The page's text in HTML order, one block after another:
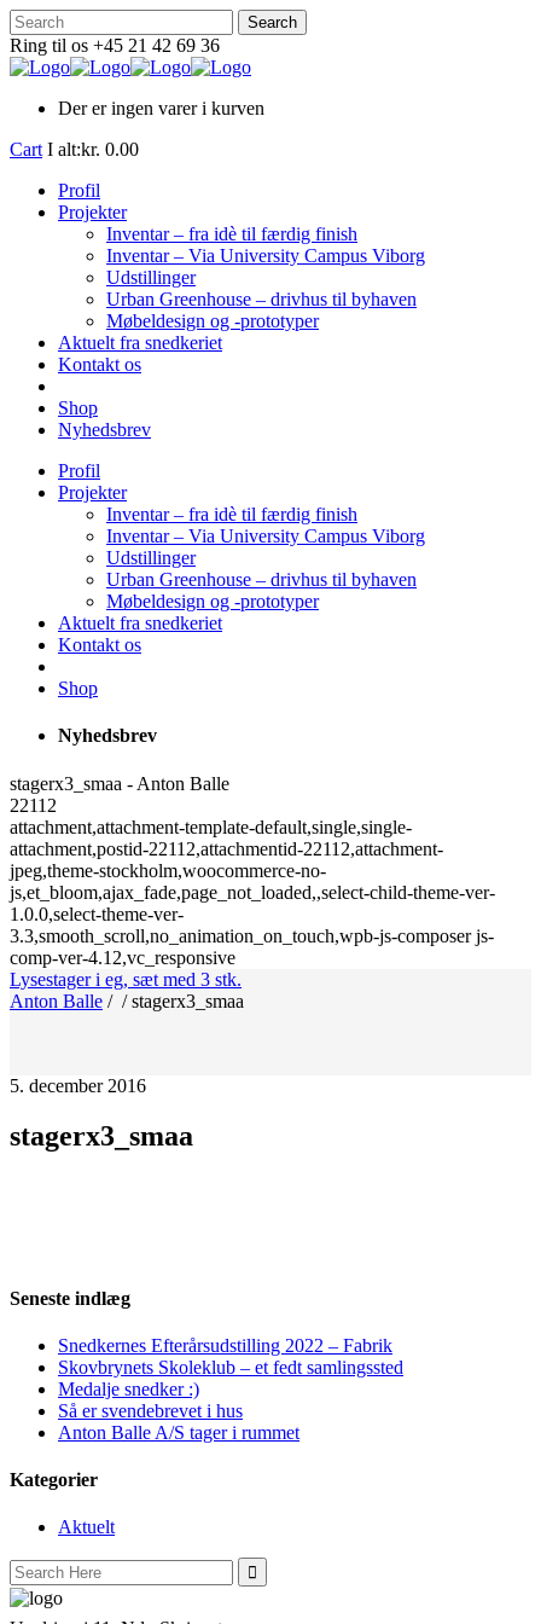
Ring til os +45 21 42 69 36
Der er ingen varer i kurven
Cart I alt:kr. 0.00
Profil
Projekter
Inventar – fra idè til færdig finish
Inventar – Via University Campus Viborg
Udstillinger
Urban Greenhouse – drivhus til byhaven
Møbeldesign og -prototyper
Aktuelt fra snedkeriet
Kontakt os
Shop
Nyhedsbrev
Profil
Projekter
Inventar – fra idè til færdig finish
Inventar – Via University Campus Viborg
Udstillinger
Urban Greenhouse – drivhus til byhaven
Møbeldesign og -prototyper
Aktuelt fra snedkeriet
Kontakt os
Shop
Nyhedsbrev
stagerx3_smaa - Anton Balle
22112
attachment,attachment-template-default,single,single-
attachment,postid-22112,attachmentid-22112,attachment-
jpeg,theme-stockholm,woocommerce-no-
js,et_bloom,ajax_fade,page_not_loaded,,select-child-theme-ver-
1.0.0,select-theme-ver-
3.3,smooth_scroll,no_animation_on_touch,wpb-js-composer js-
comp-ver-4.12,vc_responsive
Lysestager i eg, sæt med 3 stk.
Anton Balle / /stagerx3_smaa
5. december 2016
stagerx3_smaa
Seneste indlæg
Snedkernes Efterårsudstilling 2022 – Fabrik
Skovbrynets Skoleklub – et fedt samlingssted
Medalje snedker :)
Så er svendebrevet i hus
Anton Balle A/S tager i rummet
Kategorier
Aktuelt
Search
for: